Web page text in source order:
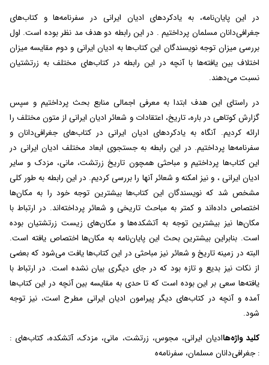
در این پایان‌نامه، به یادکردهای ادیان ایرانی در سفرنامه‌ها و کتاب‌های
جغرافی‌دانان مسلمان پرداختیم . در این رابطه دو هدف مد نظر بوده است. اول
بررسی میزان توجه نویسندگان این کتاب‌ها به ادیان ایرانی و دوم مقایسه میزان
اختلاف بین یافته‌ها با آنچه در این رابطه در کتاب‌های مختلف به زرتشتیان
نسبت می‌دهند.
در راستای این هدف ابتدا به معرفی اجمالی منابع بحث پرداختیم و سپس
گزارش کوتاهی در باره، تاریخ، اعتقادات و شعائر ادیان ایرانی از متون مختلف را
ارائه کردیم. آنگاه به یادکردهای ادیان ایرانی در کتاب‌های جغرافی‌دانان و
سفرنامه‌ها پرداختیم. در این رابطه به جستجوی ابعاد مختلف ادیان ایرانی در
این کتاب‌ها پرداختیم و مباحثی همچون تاریخ زرتشت، مانی، مزدک و سایر
ادیان ایرانی ، و نیز امکنه و شعائر آنها را بررسی کردیم. در این رابطه به طور کلی
مشخص شد که نویسندگان این کتاب‌ها بیشترین توجه خود را به مکان‌ها
اختصاص داده‌اند و کمتر به مباحث تاریخی و شعائر پرداخته‌اند. در ارتباط با
مکان‌ها نیز بیشترین توجه به آتشکده‌ها و مکان‌های زیست زرتشتیان بوده
است. بنابراین بیشترین بحث این پایان‌نامه به مکان‌ها اختصاص یافته است.
البته در زمینه تاریخ و شعائر نیز مباحثی در این کتاب‌ها یافت می‌شود که بعضی
از نکات نیز بدیع و تازه بود که در جای دیگری بیان نشده است. در ارتباط با
یافته‌ها سعی بر این بوده است که تا حدی به مقایسه بین آنچه در این کتاب‌ها
آمده و آنچه در کتاب‌های دیگر پیرامون ادیان ایرانی مطرح است، نیز توجه
شود.
کلید واژه‌ها
: ادیان ایرانی، مجوس، زرتشت، مانی، مزدک، آتشکده، کتاب‌های
جغرافی‌دانان مسلمان، سفرنامه‌ه :